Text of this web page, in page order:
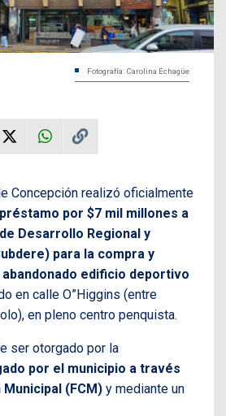
Fotografía: Carolina Echagüe
Concepción realizó oficialmente
por $7 mil millones a
Desarrollo Regional y
para la compra y
edificio deportivo
en calle O”Higgins (entre
en pleno centro penquista.
ser otorgado por la
por el municipio a través
Municipal (FCM) y mediante un